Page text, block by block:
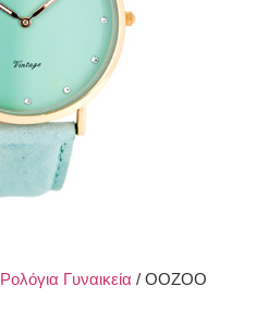
Ρολόγια Γυναικεία / OOZOO